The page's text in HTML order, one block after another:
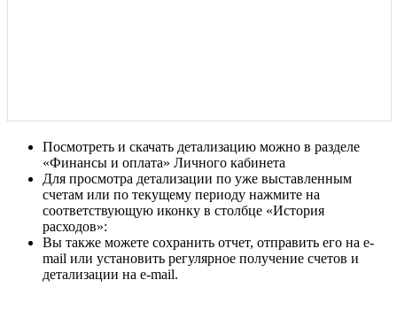
Посмотреть и скачать детализацию можно в разделе
«Финансы и оплата» Личного кабинета
Для просмотра детализации по уже выставленным
счетам или по текущему периоду нажмите на
соответствующую иконку в столбце «История
расходов»:
Вы также можете сохранить отчет, отправить его на e-
mail или установить регулярное получение счетов и
детализации на e-mail.